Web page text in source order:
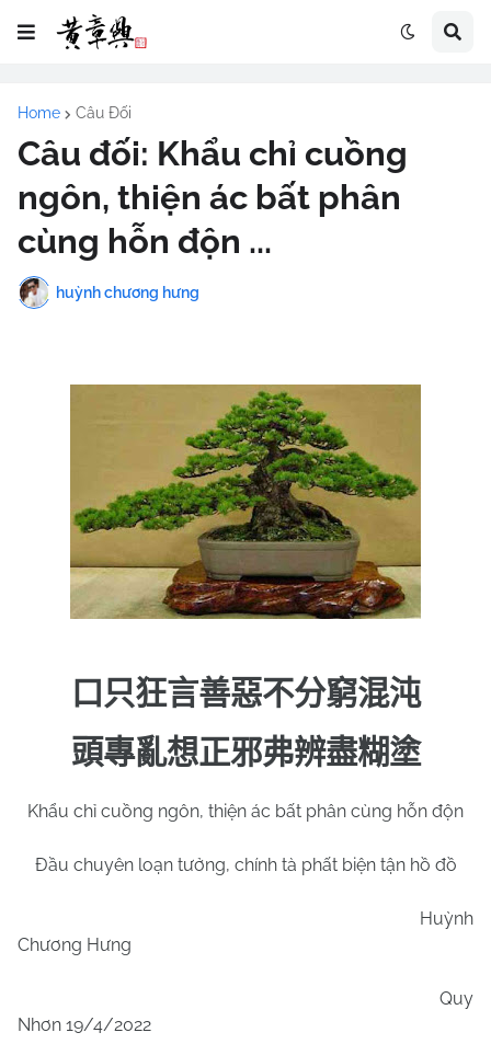
Home Câu Đối
Câu đối: Khẩu chỉ cuồng
ngôn, thiện ác bất phân
cùng hỗn độn ...
huỳnh chương hưng
口只狂言善惡不分窮混沌
頭專亂想正邪弗辨盡糊塗
Khẩu chỉ cuồng ngôn, thiện ác bất phân cùng hỗn độn
Đầu chuyên loạn tưởng, chính tà phất biện tận hồ đồ
Huỳnh
Chương Hưng
Quy
Nhơn 19/4/2022